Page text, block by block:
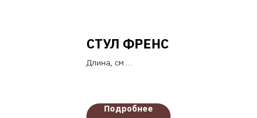
СТУЛ ФРЕНС
Длина, см
Высота, см
Подробнее